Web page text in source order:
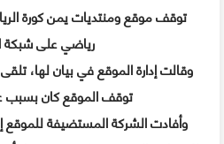
توقف موقع ومنتديات يمن كورة
رياضي على شبكة
وقالت إدارة الموقع في بيان لها،
توقف الموقع كان
وأفادت الشركة المستضيفة